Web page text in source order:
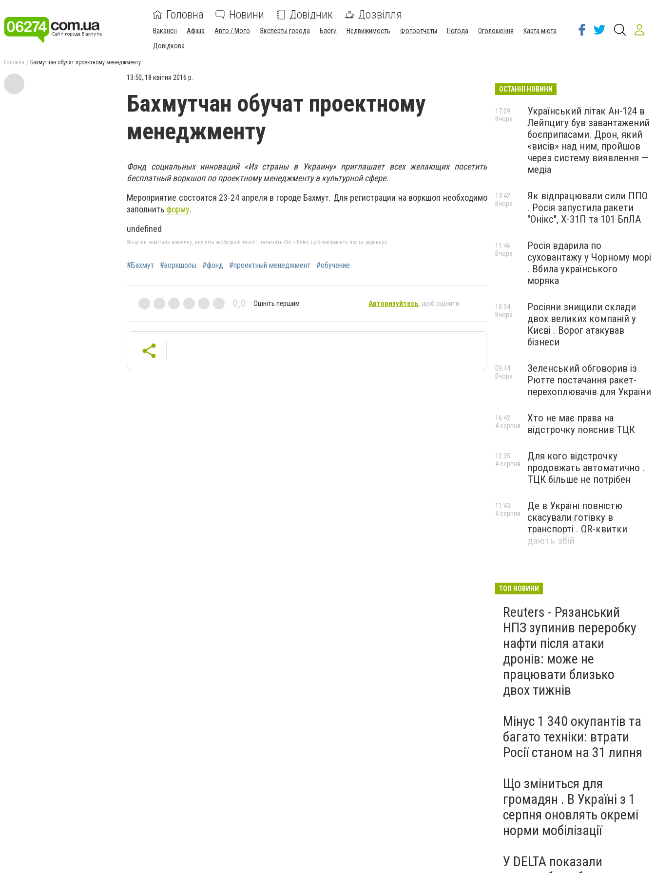
Головна Новини Довідник Дозвілля
Вакансії Афіша Авто / Мото Эксперты города Блоги Недвижимость Фотоотчеты Погода Оголошення
Карта міста
Довідкова
Головна Бахмутчан обучат проектному менеджменту
13:50, 18 квітня 2016 р.
Бахмутчан обучат проектному
менеджменту
Фонд социальных инноваций «Из страны в Украину» приглашает всех желающих посетить
бесплатный воркшоп по проектному менеджменту в культурной сфере.
Мероприятие состоится 23-24 апреля в городе Бахмут. Для регистрации на воркшоп необходимо
заполнить форму.
undefined
Якщо ви помітили помилку, виділіть необхідний текст і натисніть Ctrl + Enter, щоб повідомити про це редакцію
#Бахмут #воркшопы #фонд #проектный менеджмент #обучение
0,0 Оцініть першим Авторизуйтесь, щоб оцінити
ОСТАННІ НОВИНИ
Український літак Ан-124 в
Лейпцигу був завантажений
боєприпасами. Дрон, який
«висів» над ним, пройшов
через систему виявлення —
медіа
17:09
Вчора
Як відпрацювали сили ППО
. Росія запустила ракети
"Онікс", Х-31П та 101 БпЛА
13:42
Вчора
Росія вдарила по
суховантажу у Чорному морі
. Вбила українського
моряка
11:46
Вчора
Росіяни знищили склади
двох великих компаній у
Києві . Ворог атакував
бізнеси
10:34
Вчора
Зеленський обговорив із
Рютте постачання ракет-
перехоплювачів для України
09:44
Вчора
Хто не має права на
відстрочку пояснив ТЦК
16:42
4 серпня
Для кого відстрочку
продовжать автоматично .
ТЦК більше не потрібен
12:35
4 серпня
Де в Україні повністю
скасували готівку в
транспорті . QR-квитки
дають збій
11:43
4 серпня
ТОП НОВИНИ
Reuters - Рязанський
НПЗ зупинив переробку
нафти після атаки
дронів: може не
працювати близько
двох тижнів
Мінус 1 340 окупантів та
багато техніки: втрати
Росії станом на 31 липня
Що зміниться для
громадян . В Україні з 1
серпня оновлять окремі
норми мобілізації
У DELTA показали